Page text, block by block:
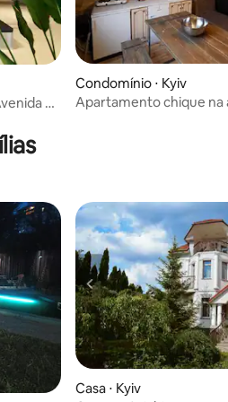
Condomínio ⋅ Kyiv
Apartamento chique na
Casa ⋅ Kyiv